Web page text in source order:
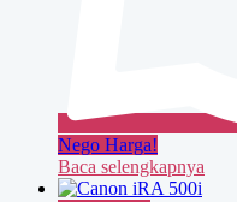
Nego Harga!
Baca selengkapnya